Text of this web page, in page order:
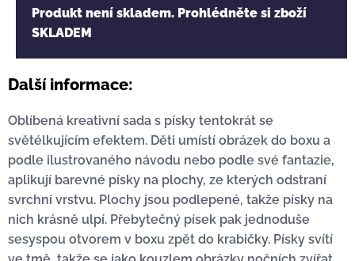
Produkt není skladem. Prohlédněte si zboží
SKLADEM
Další informace:
Oblíbená kreativní sada s písky tentokrát se
světélkujícím efektem. Děti umístí obrázek do boxu a
podle ilustrovaného návodu nebo podle své fantazie,
aplikují barevné písky na plochy, ze kterých odstraní
svrchní vrstvu. Plochy jsou podlepené, takže písky na
nich krásně ulpí. Přebytečný písek pak jednoduše
sesyspou otvorem v boxu zpět do krabičky. Písky svítí